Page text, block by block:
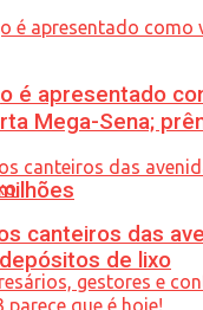
Mega-Sena;
é apresentado
canteiros das
de lixo